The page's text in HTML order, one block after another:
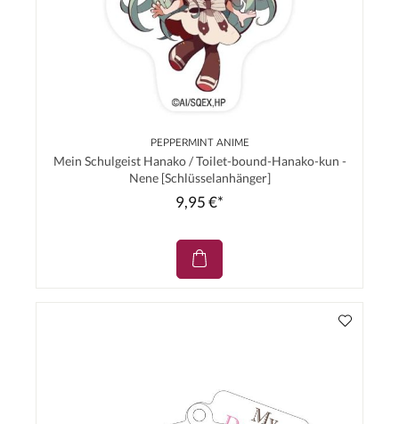
PEPPERMINT ANIME
Mein Schulgeist Hanako / Toilet-bound-Hanako-kun -
Nene [Schlüsselanhänger]
9,95 €*